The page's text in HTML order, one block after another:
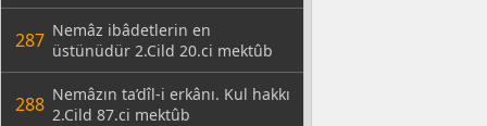
287 Nemâz ibâdetlerin en
üstünüdür 2.Cild 20.ci mektûb
288 Nemâzın ta’dîl-i erkânı. Kul hakkı
2.Cild 87.ci mektûb